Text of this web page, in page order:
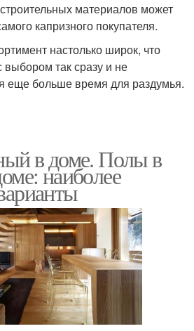
материалов может
капризного покупателя.
настолько широк, что
выбором так сразу и не
еще больше время для раздумья.
в доме. Полы в
наиболее